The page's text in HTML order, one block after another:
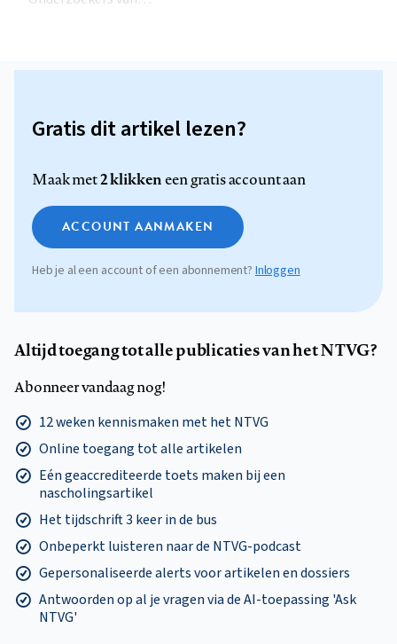
Gratis dit artikel lezen?
Maak met2 klikkeneen gratis account aan
ACCOUNT AANMAKEN
Heb je al een account of een abonnement? Inloggen
Altijd toegang tot alle publicaties van het NTVG?
Abonneer vandaag nog!
12 weken kennismaken met het NTVG
Online toegang tot alle artikelen
Eén geaccrediteerde toets maken bij een
nascholingsartikel
Het tijdschrift 3 keer in de bus
Onbeperkt luisteren naar de NTVG-podcast
Gepersonaliseerde alerts voor artikelen en dossiers
Antwoorden op al je vragen via de AI-toepassing 'Ask
NTVG'